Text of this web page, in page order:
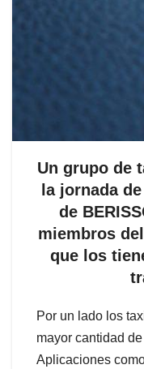
Un grupo de
la jornada
de
miembros
que los
Por un lado los
mayor cantidad
Aplicaciones